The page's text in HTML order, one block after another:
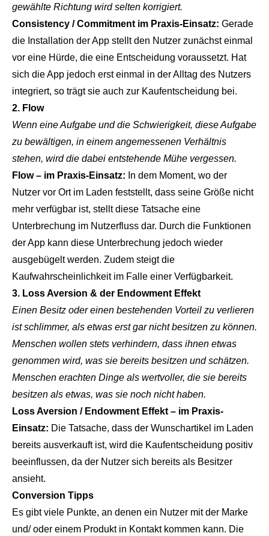
gewählte Richtung wird selten korrigiert.
Consistency / Commitment im Praxis-Einsatz: Gerade
die Installation der App stellt den Nutzer zunächst einmal
vor eine Hürde, die eine Entscheidung voraussetzt. Hat
sich die App jedoch erst einmal in der Alltag des Nutzers
integriert, so trägt sie auch zur Kaufentscheidung bei.
2. Flow
Wenn eine Aufgabe und die Schwierigkeit, diese Aufgabe
zu bewältigen, in einem angemessenen Verhältnis
stehen, wird die dabei entstehende Mühe vergessen.
Flow – im Praxis-Einsatz: In dem Moment, wo der
Nutzer vor Ort im Laden feststellt, dass seine Größe nicht
mehr verfügbar ist, stellt diese Tatsache eine
Unterbrechung im Nutzerfluss dar. Durch die Funktionen
der App kann diese Unterbrechung jedoch wieder
ausgebügelt werden. Zudem steigt die
Kaufwahrscheinlichkeit im Falle einer Verfügbarkeit.
3. Loss Aversion & der Endowment Effekt
Einen Besitz oder einen bestehenden Vorteil zu verlieren
ist schlimmer, als etwas erst gar nicht besitzen zu können.
Menschen wollen stets verhindern, dass ihnen etwas
genommen wird, was sie bereits besitzen und schätzen.
Menschen erachten Dinge als wertvoller, die sie bereits
besitzen als etwas, was sie noch nicht haben.
Loss Aversion / Endowment Effekt – im Praxis-
Einsatz: Die Tatsache, dass der Wunschartikel im Laden
bereits ausverkauft ist, wird die Kaufentscheidung positiv
beeinflussen, da der Nutzer sich bereits als Besitzer
ansieht.
Conversion Tipps
Es gibt viele Punkte, an denen ein Nutzer mit der Marke
und/ oder einem Produkt in Kontakt kommen kann. Die